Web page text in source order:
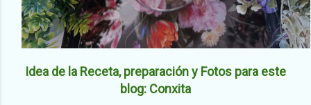
Idea de la Receta, preparación y Fotos para este
blog: Conxita